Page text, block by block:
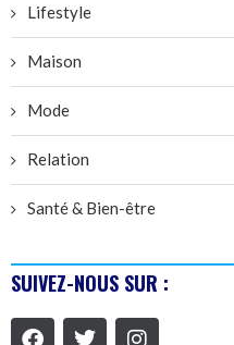
Lifestyle
Maison
Mode
Relation
Santé & Bien-être
SUIVEZ-NOUS SUR :